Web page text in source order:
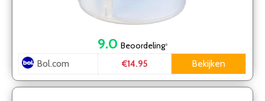
9.0 Beoordeling*
Bol.com €14.95 Bekijken